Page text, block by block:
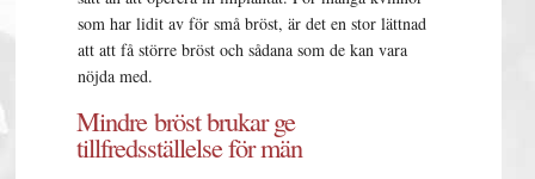
som har lidit av för små bröst, är det en stor lättnad
att att få större bröst och sådana som de kan vara
nöjda med.
Mindre bröst brukar ge
tillfredsställelse för män